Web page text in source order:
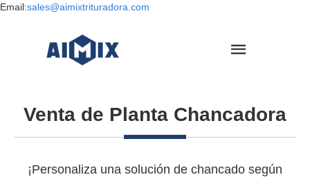
Email:sales@aimixtrituradora.com
Venta de Planta Chancadora
¡Personaliza una solución de chancado según